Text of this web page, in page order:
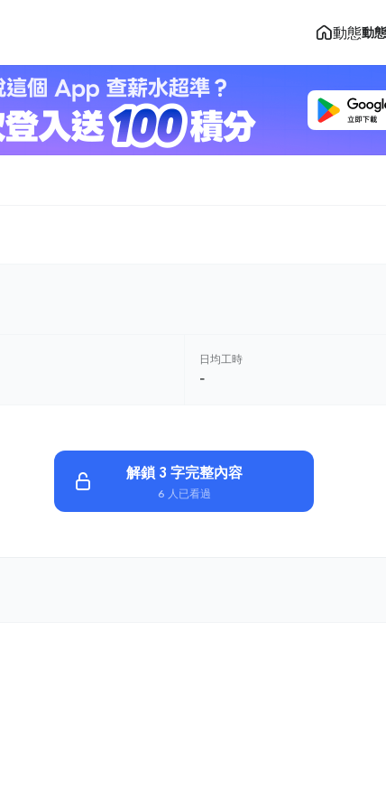
動態動態
日均工時
-
解鎖 3 字完整內容
6 人已看過